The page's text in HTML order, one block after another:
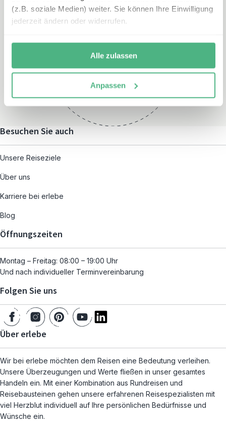
(z.B. soziale Medien) weiter. Sie können Ihre Einwilligung
jederzeit ändern oder widerrufen.
Alle zulassen
Anpassen
Montag – Freitag:
und nach individueller
Terminvereinbarung
Besuchen Sie auch
Unsere Reiseziele
Über uns
Karriere bei erlebe
Blog
Öffnungszeiten
Montag – Freitag: 08:00 – 19:00 Uhr
Und nach individueller Terminvereinbarung
Folgen Sie uns
Über erlebe
Wir bei erlebe möchten dem Reisen eine Bedeutung verleihen.
Unsere Überzeugungen und Werte fließen in unser gesamtes
Handeln ein. Mit einer Kombination aus Rundreisen und
Reisebausteinen gehen unsere erfahrenen Reisespezialisten mit
viel Herzblut individuell auf Ihre persönlichen Bedürfnisse und
Wünsche ein.